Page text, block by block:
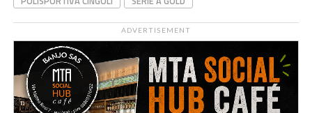
ADVERTISEMENT